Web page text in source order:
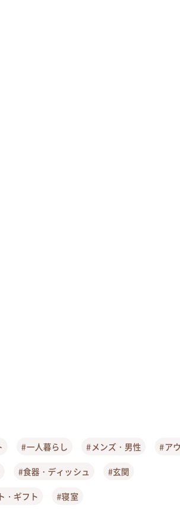
#一人暮らし #メンズ・男性 #ア
#食器・ディッシュ #玄関
・ギフト #寝室